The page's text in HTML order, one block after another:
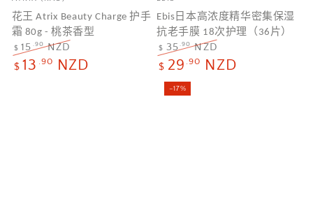
牌
花王 Atrix Beauty Charge 护手
霜 80g - 桃茶香型
正
$ 15.90NZD
特
$ 13 .90 NZD
Ebis日本高浓度精华密集保湿
抗老手膜 18次护理（36片）
正
$ 35.90NZD
特
$ 29 .90 NZD
–17%